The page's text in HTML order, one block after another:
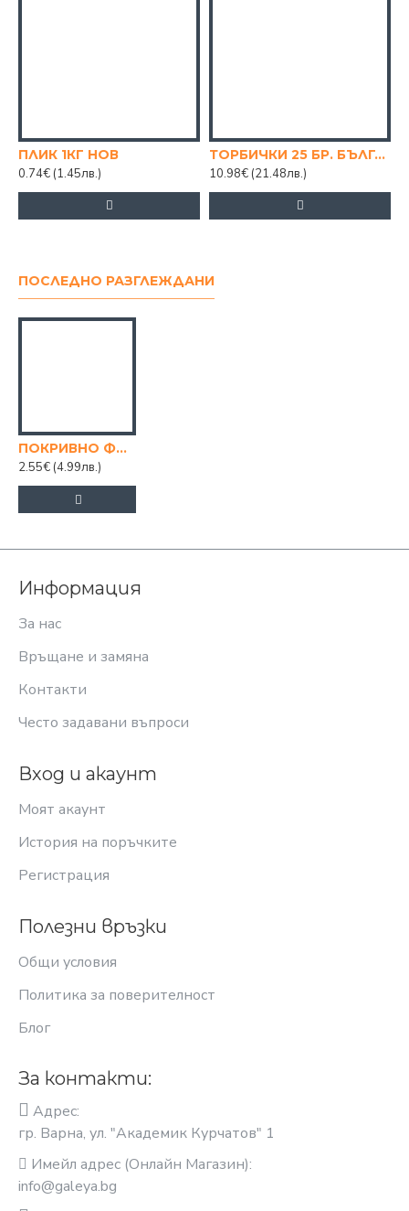
ПЛИК 1КГ НОВ
0.74€ (1.45лв.)
ТОРБИЧКИ 25 БР. БЪЛГАРИЯ
10.98€ (21.48лв.)
ПОСЛЕДНО РАЗГЛЕЖДАНИ
ПОКРИВНО ФОЛИО 25 КВ.М.
2.55€ (4.99лв.)
Информация
За нас
Връщане и замяна
Контакти
Често задавани въпроси
Вход и акаунт
Моят акаунт
История на поръчките
Регистрация
Полезни връзки
Общи условия
Политика за поверителност
Блог
За контакти:
Адрес:
гр. Варна, ул. "Академик Курчатов" 1
Имейл адрес (Онлайн Магазин):
info@galeya.bg